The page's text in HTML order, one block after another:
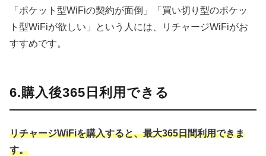
「ポケット型WiFiの契約が面倒」「買い切り型のポケッ
ト型WiFiが欲しい」という人には、リチャージWiFiがお
すすめです。
6.購入後365日利用できる
リチャージWiFiを購入すると、最大365日間利用できま
す。